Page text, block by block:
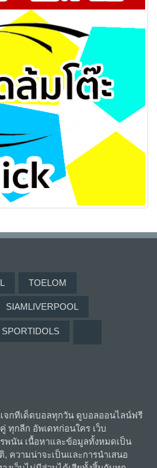
TOELOM
SIAMLIVERPOOL
SPORTIDOLS
จกทีเด็ดบอลทุกวัน ดูบอลออนไลน์ฟรี
ทุกลีก อัพเดทก่อนใคร เว็บ
พนัน เนื้อหาและข้อมูลทั้งหมดเป็น
, ความน่าจะเป็นและการนำเสนอ